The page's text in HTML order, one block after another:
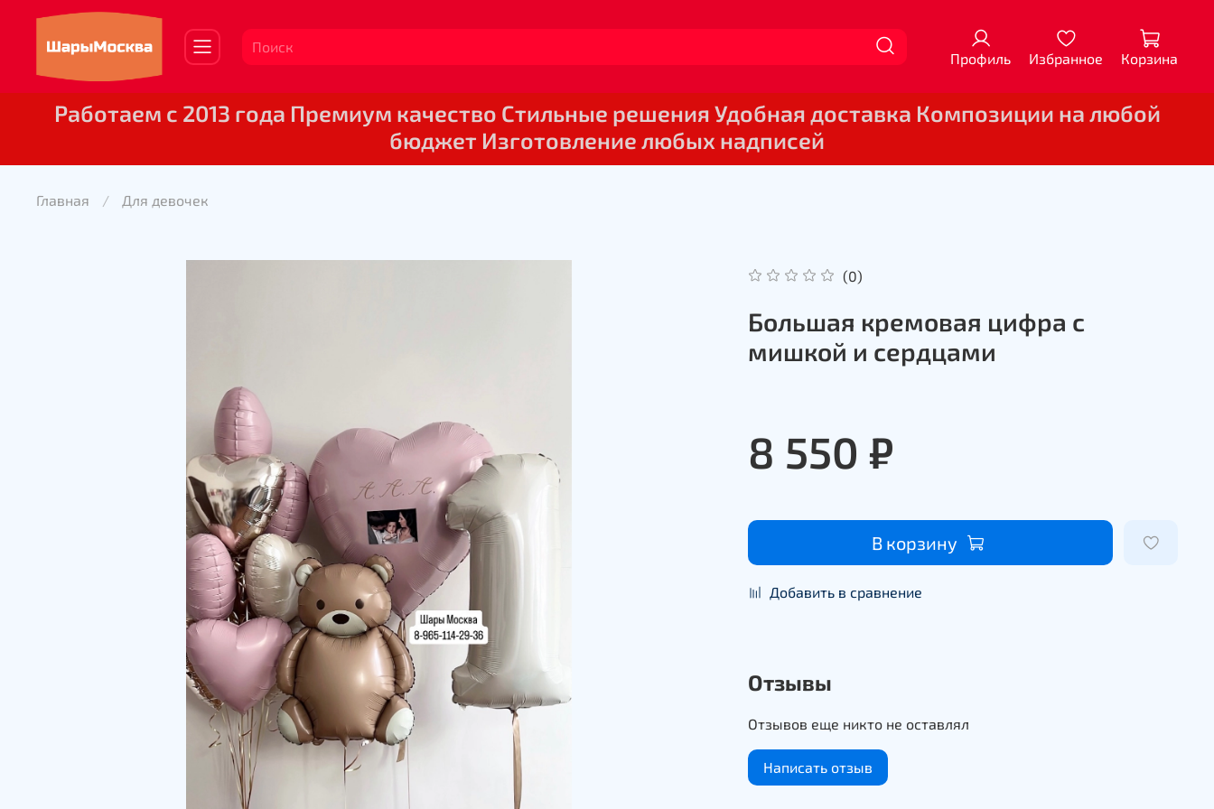
Профиль Избранное Корзина
Работаем с 2013 года Премиум качество Стильные решения Удобная доставка Композиции на любой
бюджет Изготовление любых надписей
Главная Для девочек
(0)
Большая кремовая цифра с
мишкой и сердцами
8 550 ₽
В корзину
Добавить в сравнение
Отзывы
Отзывов еще никто не оставлял
Написать отзыв